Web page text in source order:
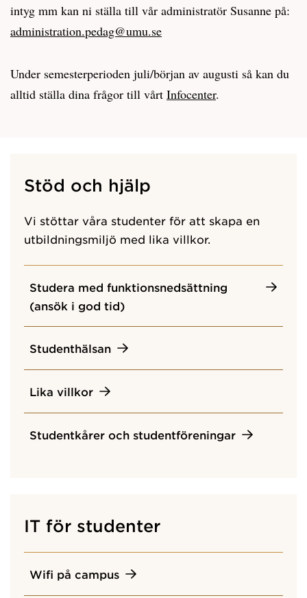
intyg mm kan ni ställa till vår administratör Susanne på:
administration.pedag@umu.se
Under semesterperioden juli/början av augusti så kan du
alltid ställa dina frågor till vårt Infocenter.
Stöd och hjälp
Vi stöttar våra studenter för att skapa en
utbildningsmiljö med lika villkor.
Studera med funktionsnedsättning
(ansök i god tid)
Studenthälsan
Lika villkor
Studentkårer och studentföreningar
IT för studenter
Wifi på campus